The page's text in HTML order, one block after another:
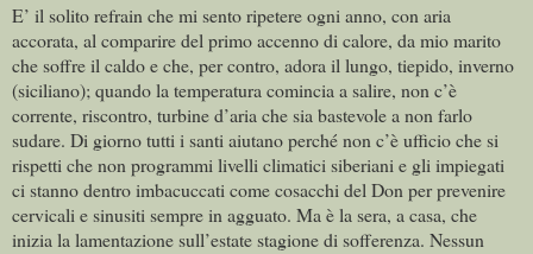
E’ il solito refrain che mi sento ripetere ogni anno, con aria
accorata, al comparire del primo accenno di calore, da mio marito
che soffre il caldo e che, per contro, adora il lungo, tiepido, inverno
(siciliano); quando la temperatura comincia a salire, non c’è
corrente, riscontro, turbine d’aria che sia bastevole a non farlo
sudare. Di giorno tutti i santi aiutano perché non c’è ufficio che si
rispetti che non programmi livelli climatici siberiani e gli impiegati
ci stanno dentro imbacuccati come cosacchi del Don per prevenire
cervicali e sinusiti sempre in agguato. Ma è la sera, a casa, che
inizia la lamentazione sull’estate stagione di sofferenza. Nessun